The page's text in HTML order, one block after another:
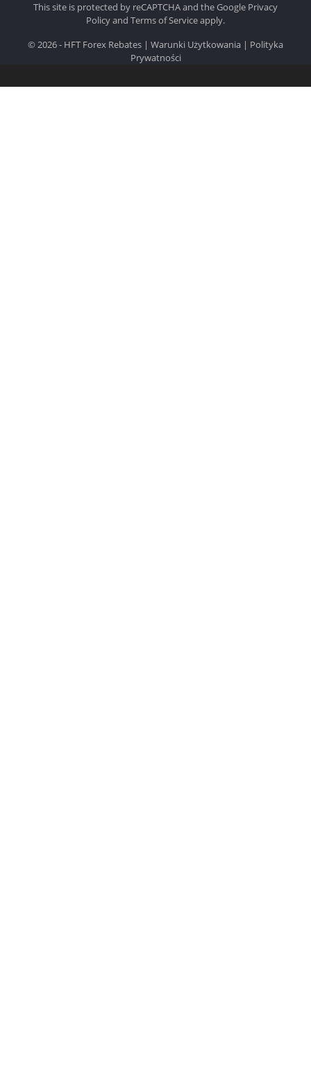
This site is protected by reCAPTCHA and the Google Privacy
Policyand Terms of Serviceapply.
© 2026 - HFT Forex Rebates | Warunki Użytkowania | Polityka
Prywatności